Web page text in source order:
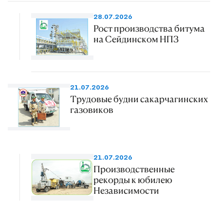
28.07.2026
Рост производства битума
на Сейдинском НПЗ
21.07.2026
Трудовые будни сакарчагинских
газовиков
21.07.2026
Производственные
рекорды к юбилею
Независимости